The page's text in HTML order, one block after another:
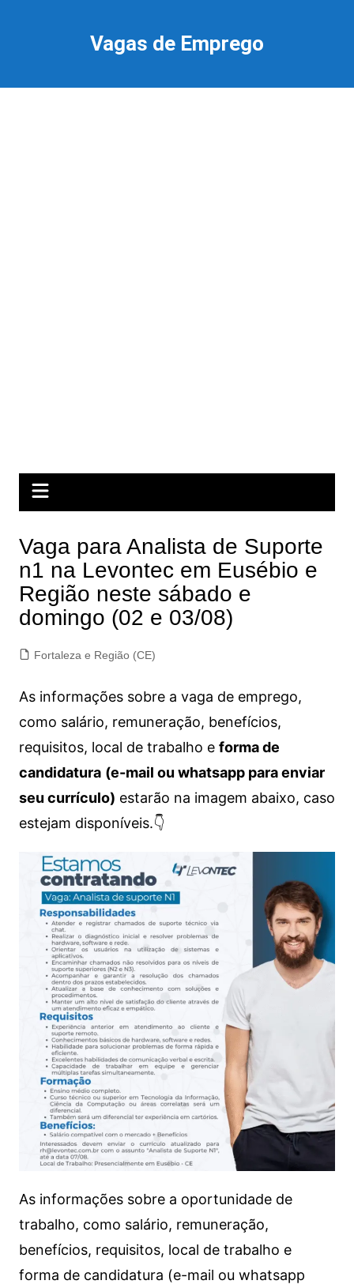
Vagas de Emprego
Vaga para Analista de Suporte
n1 na Levontec em Eusébio e
Região neste sábado e
domingo (02 e 03/08)
Fortaleza e Região (CE)
As informações sobre a vaga de emprego,
como salário, remuneração, benefícios,
requisitos, local de trabalho e forma de
candidatura (e-mail ou whatsapp para enviar
seu currículo) estarão na imagem abaixo, caso
estejam disponíveis.👇
As informações sobre a oportunidade de
trabalho, como salário, remuneração,
benefícios, requisitos, local de trabalho e
forma de candidatura (e-mail ou whatsapp